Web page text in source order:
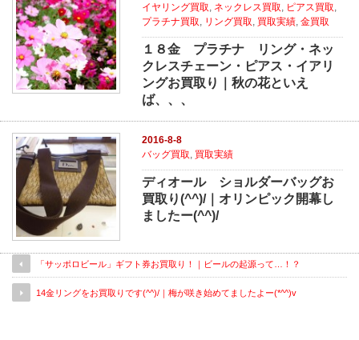
イヤリング買取, ネックレス買取, ピアス買取,
プラチナ買取, リング買取, 買取実績,金買取
１８金 プラチナ リング・ネッ
クレスチェーン・ピアス・イアリ
ングお買取り｜秋の花といえ
ば、、、
2016-8-8
バッグ買取, 買取実績
ディオール ショルダーバッグお
買取り(^^)/｜オリンピック開幕し
ましたー(^^)/
「サッポロビール」ギフト券お買取り！｜ビールの起源って…！？
14金リングをお買取りです(^^)/｜梅が咲き始めてましたよー(*^^)v